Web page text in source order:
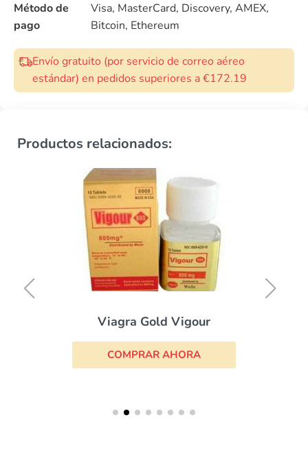
Método de
pago
Visa, MasterCard, Discovery, AMEX,
Bitcoin, Ethereum
Envío gratuito (por servicio de correo aéreo
estándar) en pedidos superiores a €172.19
Productos relacionados:
Viagra Gold Vigour
COMPRAR AHORA